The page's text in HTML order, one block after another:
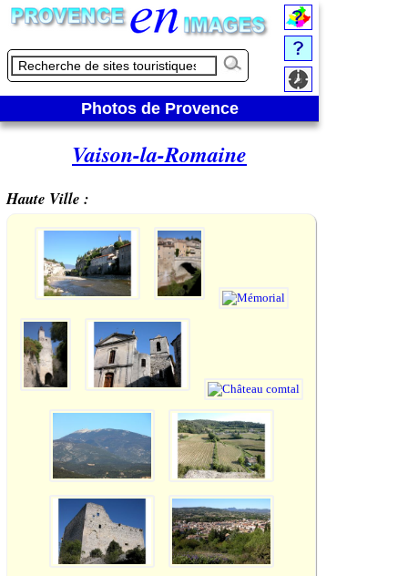
Photos de Provence
Vaison-la-Romaine
Haute Ville :